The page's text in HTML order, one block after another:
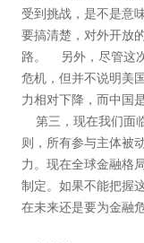
受到挑战，是不是意
要搞清楚，对外开放
路。 另外，尽管这
危机，但并不说明美
力相对下降，而中国
第三，现在我们面
则，所有参与主体被
力。现在全球金融格
制定。如果不能把握
在未来还是要为金融